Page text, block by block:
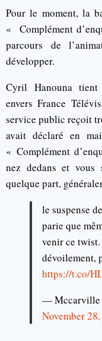
Pour le moment, la
« Complément
parcours de
développer.
Cyril Hanouna tient
envers France
service public reçoit
avait déclaré en
« Complément
nez dedans et vous
quelque part,
le suspense de
parie que
venir ce
dévoilement,
https://t.co/
— Mccarville
November